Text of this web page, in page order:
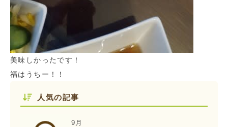
美味しかったです！
福はうちー！！
人気の記事
9月